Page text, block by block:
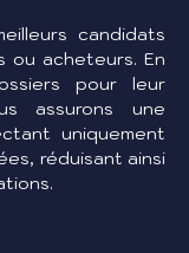
candidats
ou acheteurs. En
pour leur
assurons une
uniquement
réduisant ainsi